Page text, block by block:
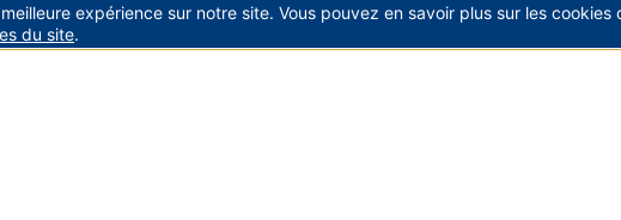
expérience sur notre site. Vous pouvez en savoir plus sur les cookies
du site.